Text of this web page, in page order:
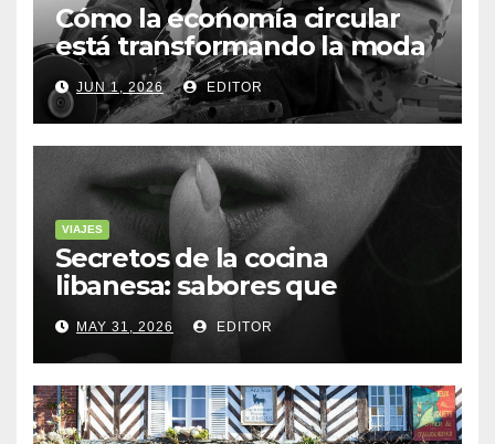
Cómo la economía circular
está transformando la moda
sostenible
JUN 1, 2026 EDITOR
VIAJES
Secretos de la cocina
libanesa: sabores que
cuentan historias
MAY 31, 2026 EDITOR